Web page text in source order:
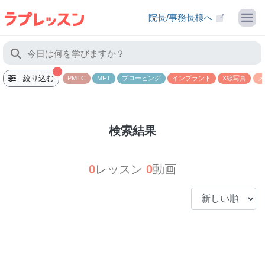
院長/事務長様へ
絞り込む PMTC MFT プロービング インプラント X線写真
検索結果
0レッスン 0動画